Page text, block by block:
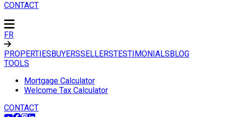
CONTACT
FR
PROPERTIESBUYERSSELLERSTESTIMONIALSBLOG
TOOLS
Mortgage Calculator
Welcome Tax Calculator
CONTACT